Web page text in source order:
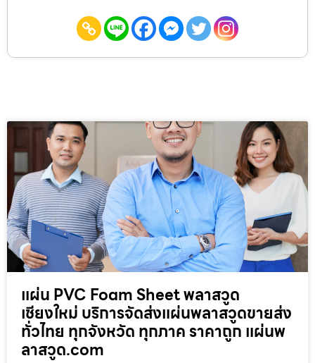
แผ่น PVC Foam Sheet พลาสวูด
เชียงใหม่ บริการจัดส่งแผ่นพลาสวูดขายส่ง
ทั่วไทย ทุกจังหวัด ทุกภาค ราคาถูก แผ่นพ
ลาสวูด.com